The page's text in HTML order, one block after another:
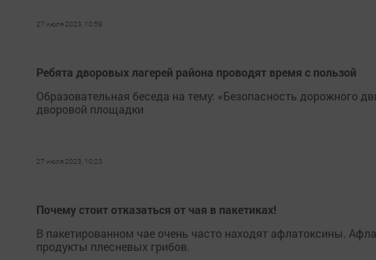
27 июля 2023, 10:59
Ребята дворовых лагерей района проводят время с пользой
Образовательная беседа на тему: «Безопасность дорожного
дворовой площадки
27 июля 2023, 10:23
Почему стоит отказаться от чая в пакетиках!
В пакетированном чае очень часто находят афлатоксины.
продукты плесневых грибов.